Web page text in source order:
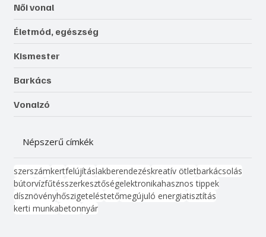
Női vonal
Életmód, egészség
Kismester
Barkács
Vonalzó
Népszerű címkék
szerszámkertfelújításlakberendezéskreatív ötletbarkácsolás
bútorvízfűtésszerkesztőségelektronikahasznos tippek
dísznövényhőszigeteléstetőmegújuló energiatisztítás
kerti munkabetonnyár